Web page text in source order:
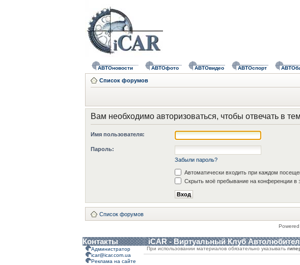
АВТОновости АВТОфото АВТОвидео АВТОспорт
Список форумов
Вам необходимо авторизоваться, чтобы отвечать в
Имя пользователя:
Пароль:
Забыли пароль?
Автоматически входить при каждом
Скрыть моё пребывание на конференции в
Список форумов
Контакты iCAR - Виртуальный Клуб
Администратор
icar@icar.com.ua
Реклама на сайте
При использовании материалов обязательно указывать